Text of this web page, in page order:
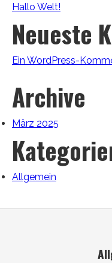
Hallo Welt!
Neueste
Ein WordPress-
Archive
März 2025
Allgemein